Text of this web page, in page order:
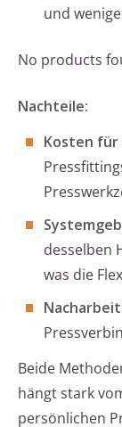
und
No products
Nachteile:
Kosten für
desselben
was die
Beide
hängt stark
persönlichen